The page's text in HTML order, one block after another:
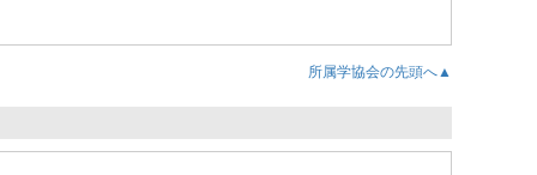
所属学協会の先頭へ▲